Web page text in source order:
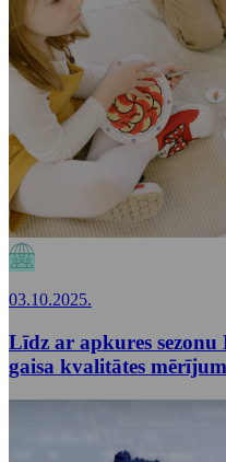
03.10.2025.
Līdz ar apkures sezonu
gaisa kvalitātes